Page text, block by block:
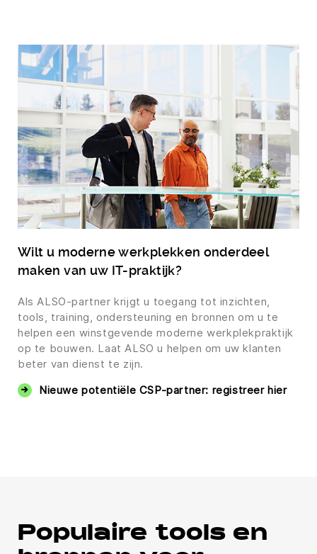
Wilt u moderne werkplekken onderdeel
maken van uw IT-praktijk?
Als ALSO-partner krijgt u toegang tot inzichten,
tools, training, ondersteuning en bronnen om u te
helpen een winstgevende moderne werkplekpraktijk
op te bouwen. Laat ALSO u helpen om uw klanten
beter van dienst te zijn.
Nieuwe potentiële CSP-partner: registreer hier
Populaire tools en